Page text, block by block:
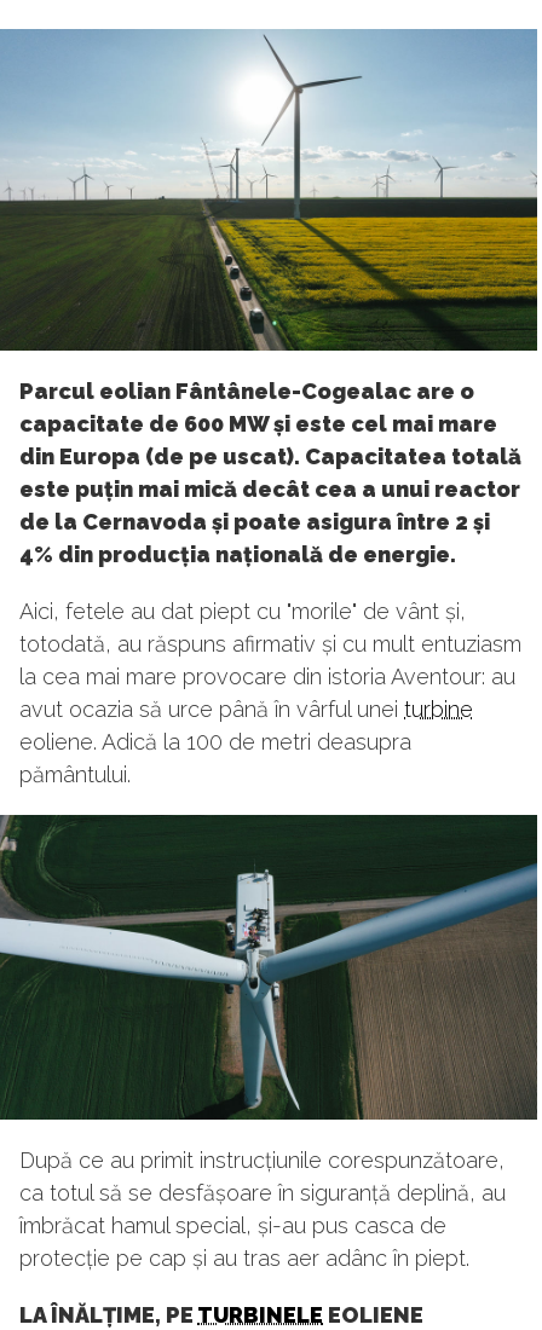
Parcul eolian Fântânele-Cogealac are o
capacitate de 600 MW și este cel mai mare
din Europa (de pe uscat). Capacitatea totală
este puțin mai mică decât cea a unui reactor
de la Cernavoda și poate asigura între 2 și
4% din producția națională de energie.
Aici, fetele au dat piept cu "morile" de vânt și,
totodată, au răspuns afirmativ și cu mult entuziasm
la cea mai mare provocare din istoria Aventour: au
avut ocazia să urce până în vârful unei turbine
eoliene. Adică la 100 de metri deasupra
pământului.
După ce au primit instrucțiunile corespunzătoare,
ca totul să se desfășoare în siguranță deplină, au
îmbrăcat hamul special, și-au pus casca de
protecție pe cap și au tras aer adânc în piept.
LA ÎNĂLȚIME, PE TURBINELE EOLIENE